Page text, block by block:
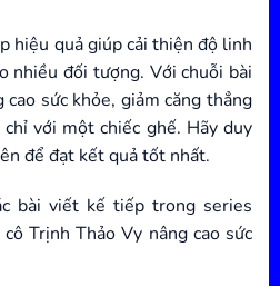
hiệu quả giúp cải thiện độ linh
nhiều đối tượng. Với chuỗi bài
sức khỏe, giảm căng thẳng
với một chiếc ghế. Hãy duy
để đạt kết quả tốt nhất.
bài viết kế tiếp trong series
cô Trịnh Thảo Vy nâng cao sức